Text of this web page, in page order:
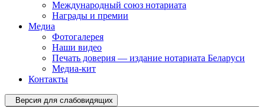
Международный союз нотариата
Награды и премии
Медиа
Фотогалерея
Наши видео
Печать доверия — издание нотариата Беларуси
Медиа-кит
Контакты
Версия для слабовидящих